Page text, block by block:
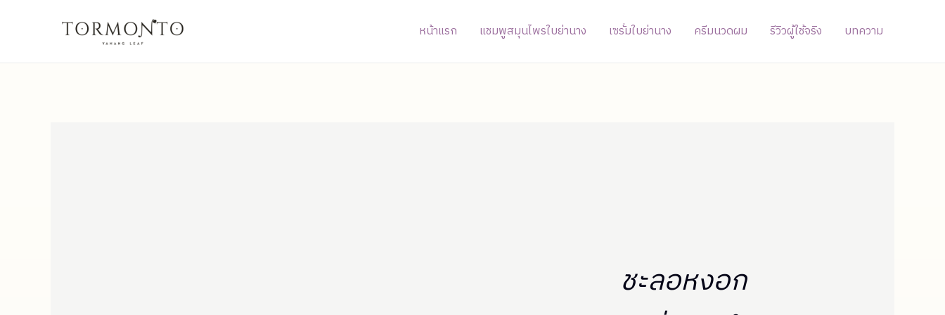
หน้าแรก แชมพูสมุนไพรใบย่านาง เซรั่มใบย่านาง ครีมนวดผม รีวิวผู้ใช้จริง บทความ
ชะลอหงอก